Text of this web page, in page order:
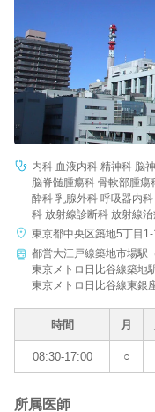
内科 血液内科 精神科 脳
脳脊髄腫瘍科 骨軟部腫
酔科 乳腺外科 呼吸器内
科 放射線診断科 放射線
東京都中央区築地5丁目1-
都営大江戸線築地市場駅
東京メトロ日比谷線築地
東京メトロ日比谷線東銀
時間 月
08:30-17:00 ○
所属医師